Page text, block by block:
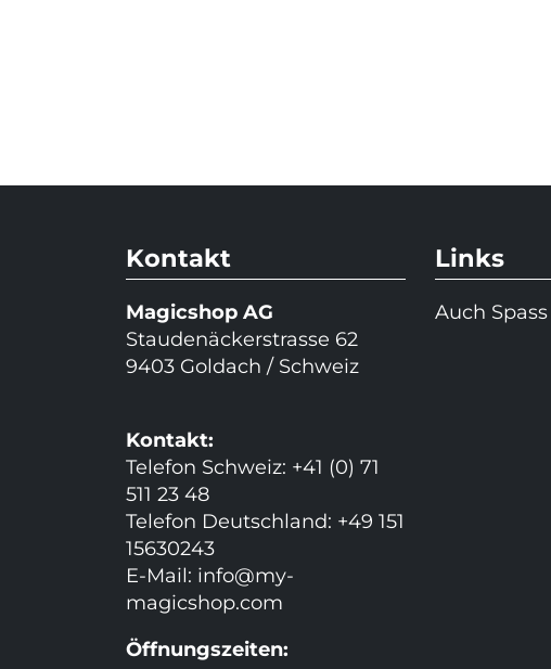
Kontakt
Magicshop AG
Staudenäckerstrasse 62
9403 Goldach / Schweiz
Kontakt:
Telefon Schweiz: +41 (0) 71
511 23 48
Telefon Deutschland: +49 151
15630243
E-Mail: info@my-
magicshop.com
Öffnungszeiten:
Links
Auch